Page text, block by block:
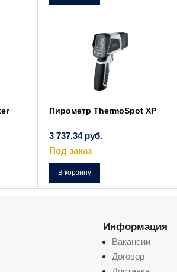
Пирометр ThermoSpot XP
3 737,34 руб.
Под заказ
В корзину
Информация
Вакансии
Договор